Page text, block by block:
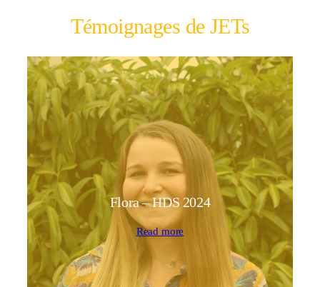
Témoignages de JETs
Flora – HDS 2024
Read more